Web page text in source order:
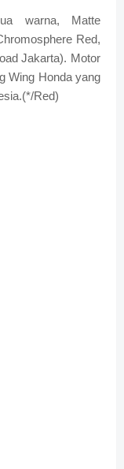
warna, Matte
Red,
Jakarta). Motor
Wing Honda yang
Red)